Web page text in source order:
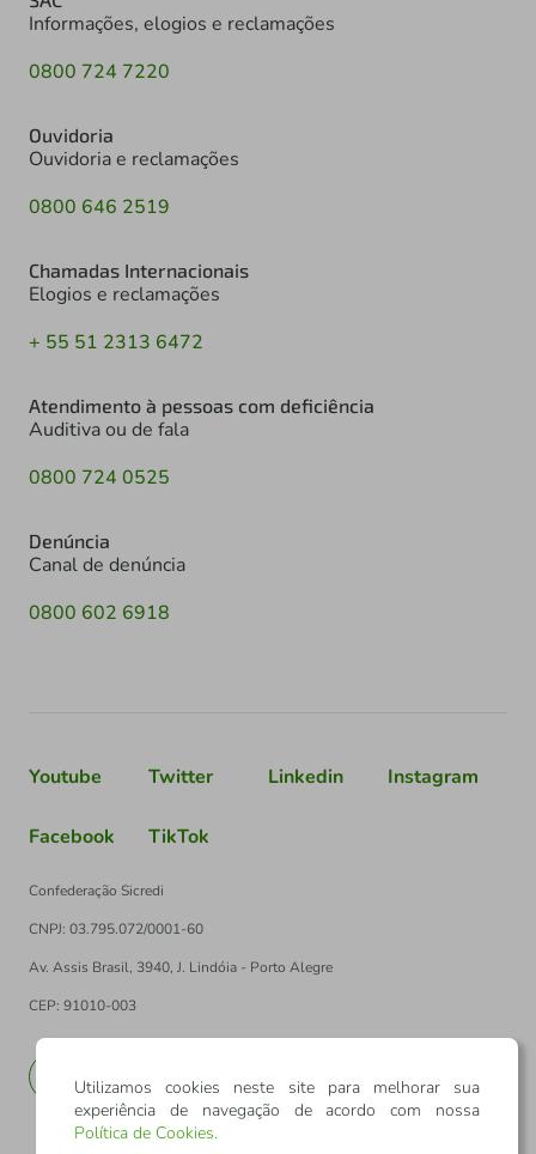
Informações, elogios e reclamações
0800 724 7220
Ouvidoria
Ouvidoria e reclamações
0800 646 2519
Chamadas Internacionais
Elogios e reclamações
+ 55 51 2313 6472
Atendimento à pessoas com deficiência
Auditiva ou de fala
0800 724 0525
Denúncia
Canal de denúncia
0800 602 6918
Youtube Twitter Linkedin Instagram
Facebook TikTok
Confederação Sicredi
CNPJ: 03.795.072/0001-60
Av. Assis Brasil, 3940, J. Lindóia - Porto Alegre
CEP: 91010-003
Utilizamos cookies neste site para melhorar sua
experiência de navegação de acordo com nossa
Política de Cookies.